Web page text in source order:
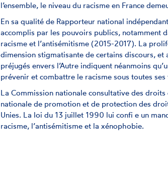
l’ensemble, le niveau du racisme en France
En sa qualité de Rapporteur national
accomplis par les pouvoirs publics, notamment
racisme et l’antisémitisme (2015-2017). La
dimension stigmatisante de certains discours,
préjugés envers l’Autre indiquent néanmoins
prévenir et combattre le racisme sous toutes ses
La Commission nationale consultative des
nationale de promotion et de protection des
Unies. La loi du 13 juillet 1990 lui confi e un
racisme, l’antisémitisme et la xénophobie.